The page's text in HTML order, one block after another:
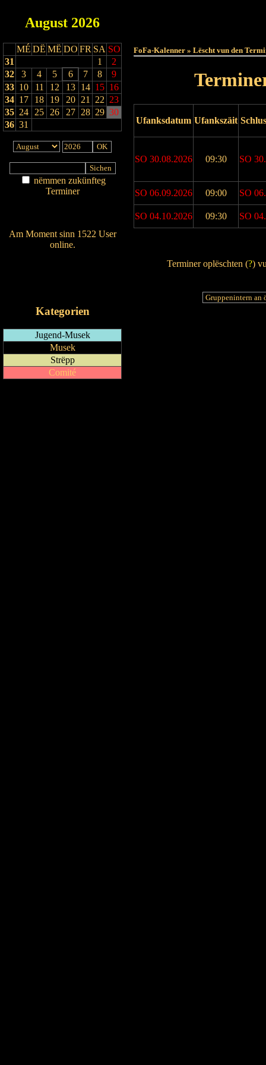
August 2026
MÉ DË MË DO FR SA SO
31
1
2
32
3 4 5 6 7 8
9
33 10 11 12 13 14 15 16
34 17 18 19 20 21 22 23
35 24 25 26 27 28 29 30
36 31
nëmmen zukünfteg
Terminer
Am Moment sinn 1522 User
online.
Kategorien
Jugend-Musek
Musek
Strëpp
Comité
FoFa-Kalenner » Lëscht vun den
Ufanksdatum Ufankszäit
SO 30.08.2026 09:30 SO
SO 06.09.2026 09:00 SO
SO 04.10.2026 09:30 SO
Terminer oplëschten (?)